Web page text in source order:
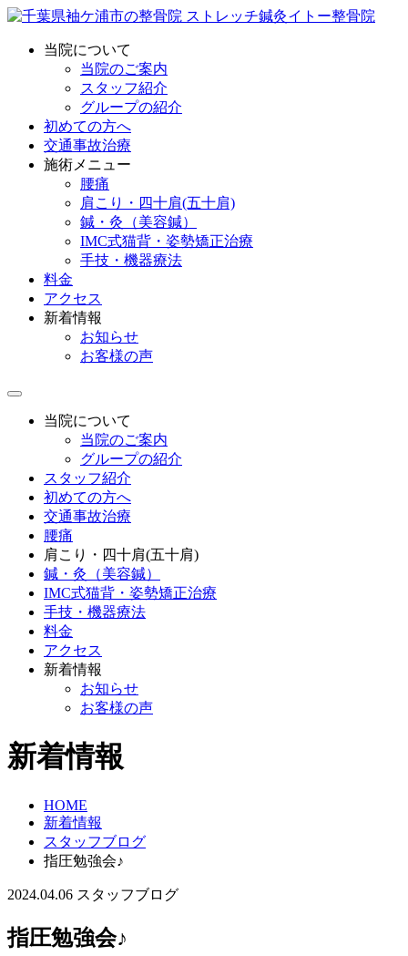
当院について
当院のご案内
スタッフ紹介
グループの紹介
初めての方へ
交通事故治療
施術メニュー
腰痛
肩こり・四十肩(五十肩)
鍼・灸（美容鍼）
IMC式猫背・姿勢矯正治療
手技・機器療法
料金
アクセス
新着情報
お知らせ
お客様の声
当院について
当院のご案内
グループの紹介
スタッフ紹介
初めての方へ
交通事故治療
腰痛
肩こり・四十肩(五十肩)
鍼・灸（美容鍼）
IMC式猫背・姿勢矯正治療
手技・機器療法
料金
アクセス
新着情報
お知らせ
お客様の声
新着情報
HOME
新着情報
スタッフブログ
指圧勉強会♪
2024.04.06 スタッフブログ
指圧勉強会♪